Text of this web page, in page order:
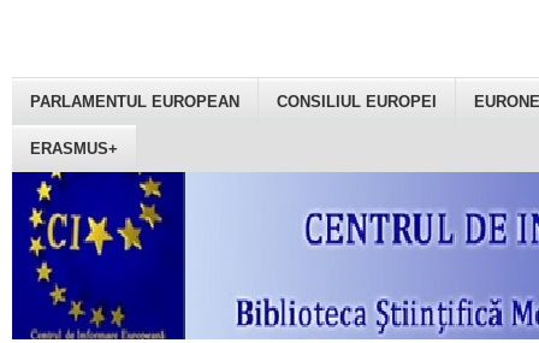
PARLAMENTUL EUROPEAN CONSILIUL EUROPEI
ERASMUS+